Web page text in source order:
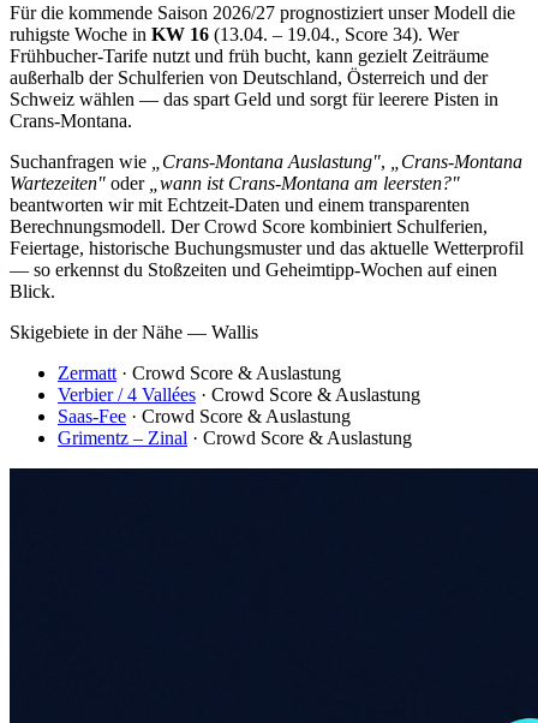
Für die kommende Saison 2026/27 prognostiziert unser Modell die
ruhigste Woche in KW 16 (13.04. – 19.04., Score 34). Wer
Frühbucher-Tarife nutzt und früh bucht, kann gezielt Zeiträume
außerhalb der Schulferien von Deutschland, Österreich und der
Schweiz wählen — das spart Geld und sorgt für leerere Pisten in
Crans-Montana.
Suchanfragen wie
„Crans-Montana Auslastung",
„Crans-Montana
Wartezeiten" oder
„wann ist Crans-Montana am leersten?"
beantworten wir mit Echtzeit-Daten und einem transparenten
Berechnungsmodell. Der Crowd Score kombiniert Schulferien,
Feiertage, historische Buchungsmuster und das aktuelle Wetterprofil
— so erkennst du Stoßzeiten und Geheimtipp-Wochen auf einen
Blick.
Skigebiete in der Nähe — Wallis
Zermatt · Crowd Score & Auslastung
Verbier / 4 Vallées · Crowd Score & Auslastung
Saas-Fee · Crowd Score & Auslastung
Grimentz – Zinal · Crowd Score & Auslastung